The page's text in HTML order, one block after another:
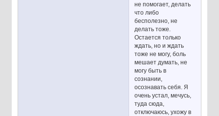
не помогает, делать
что либо
бесполезно, не
делать тоже.
Остается только
ждать, но и ждать
тоже не могу, боль
мешает думать, не
могу быть в
сознании,
осознавать себя. Я
очень устал, мечусь,
туда сюда,
отключаюсь, ухожу в